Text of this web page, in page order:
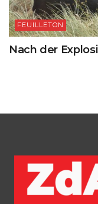
FEUILLETON
Nach der